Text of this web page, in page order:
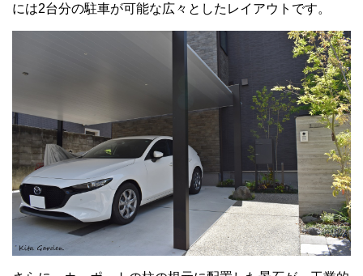
には2台分の駐車が可能な広々としたレイアウトです。